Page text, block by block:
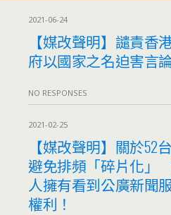
2021-06-24
【媒改聲明】譴責香
府以國家之名迫害言
NO RESPONSES
2021-02-25
【媒改聲明】關於52
避免排頻「碎片化」
人擁有看到公廣新聞
權利！